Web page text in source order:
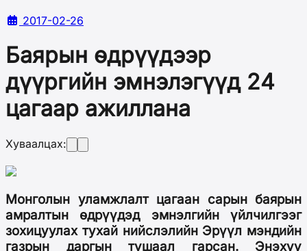
2017-02-26
Баярын өдрүүдээр
дүүргийн эмнэлэгүүд 24
цагаар ажиллана
Хуваалцах:
Монголын уламжлалт цагаан сарын баярын
амралтын өдрүүдэд эмнэлгийн үйлчилгээг
зохицуулах тухай нийслэлийн Эрүүл мэндийн
газрын даргын тушаал гарсан. Энэхүү